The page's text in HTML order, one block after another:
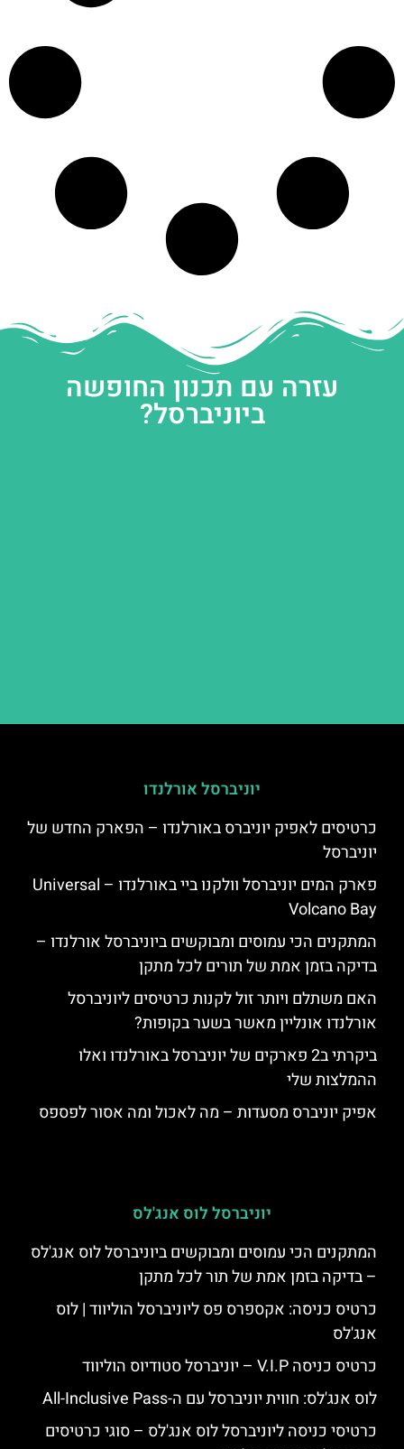
עזרה עם תכנון החופשה
ביוניברסל?
יוניברסל אורלנדו
כרטיסים לאפיק יוניברס באורלנדו – הפארק החדש של
יוניברסל
פארק המים יוניברסל וולקנו ביי באורלנדו – Universal
Volcano Bay
המתקנים הכי עמוסים ומבוקשים ביוניברסל אורלנדו –
בדיקה בזמן אמת של תורים לכל מתקן
האם משתלם ויותר זול לקנות כרטיסים ליוניברסל
אורלנדו אונליין מאשר בשער בקופות?
ביקרתי ב2 פארקים של יוניברסל באורלנדו ואלו
ההמלצות שלי
אפיק יוניברס מסעדות – מה לאכול ומה אסור לפספס
יוניברסל לוס אנג'לס
המתקנים הכי עמוסים ומבוקשים ביוניברסל לוס אנג'לס
– בדיקה בזמן אמת של תור לכל מתקן
כרטיס כניסה: אקספרס פס ליוניברסל הוליווד | לוס
אנג'לס
כרטיס כניסה V.I.P – יוניברסל סטודיוס הוליווד
לוס אנג'לס: חווית יוניברסל עם ה-All-Inclusive Pass
כרטיסי כניסה ליוניברסל לוס אנג'לס – סוגי כרטיסים